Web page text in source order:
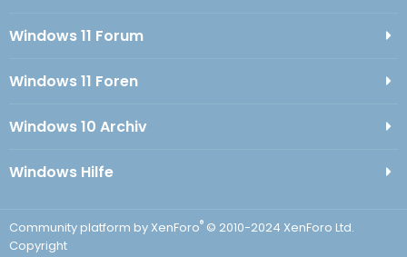
Windows 11 Forum
Windows 11 Foren
Windows 10 Archiv
Windows Hilfe
Community platform by XenForo® © 2010-2024 XenForo Ltd.
Copyright